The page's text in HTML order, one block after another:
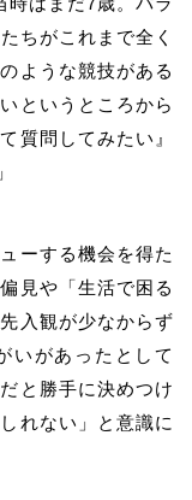
ちがこれまで全く
ような競技がある
というところから
質問してみたい』
ーする機会を得た
見や「生活で困る
入観が少なからず
いがあったとして
と勝手に決めつけ
れない」と意識に